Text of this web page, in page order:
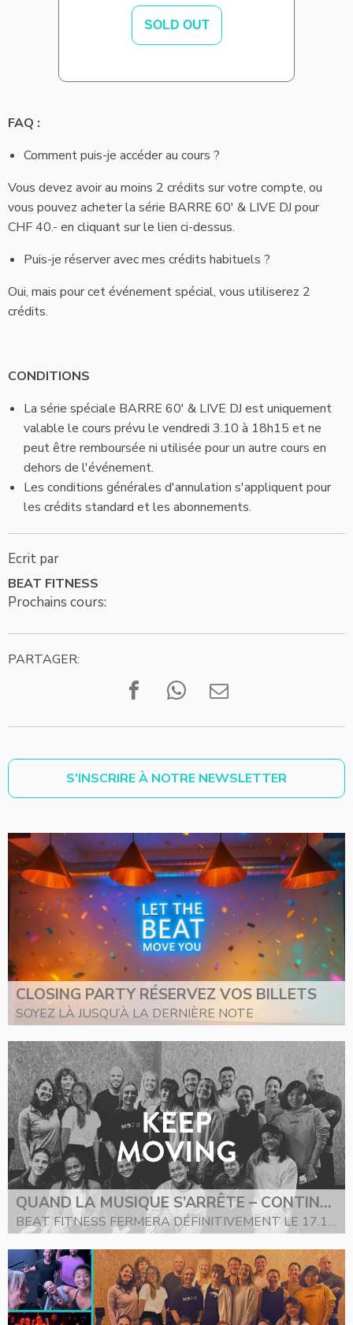
SOLD OUT
FAQ :
Comment puis-je accéder au cours ?
Vous devez avoir au moins 2 crédits sur votre compte, ou
vous pouvez acheter la série BARRE 60' & LIVE DJ pour
CHF 40.- en cliquant sur le lien ci-dessus.
Puis-je réserver avec mes crédits habituels ?
Oui, mais pour cet événement spécial, vous utiliserez 2
crédits.
CONDITIONS
La série spéciale BARRE 60' & LIVE DJ est uniquement
valable le cours prévu le vendredi 3.10 à 18h15 et ne
peut être remboursée ni utilisée pour un autre cours en
dehors de l'événement.
Les conditions générales d'annulation s'appliquent pour
les crédits standard et les abonnements.
Ecrit par
BEAT FITNESS
Prochains cours:
PARTAGER:
S'INSCRIRE À NOTRE NEWSLETTER
CLOSING PARTY RÉSERVEZ VOS BILLETS
SOYEZ LÀ JUSQU’À LA DERNIÈRE NOTE
QUAND LA MUSIQUE S’ARRÊTE – CONTINUEZ À BOUGER
BEAT FITNESS FERMERA DÉFINITIVEMENT LE 17.12.2025